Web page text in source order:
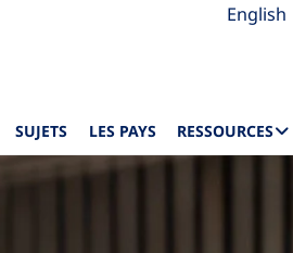
English
SUJETS LES PAYS RESSOURCES